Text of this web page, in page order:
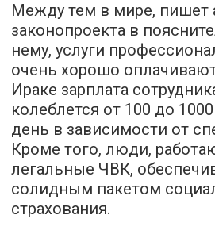
Между тем в мире, пишет
законопроекта в
нему, услуги
очень хорошо
Ираке зарплата
колеблется от 100 до
день в зависимости от
Кроме того, люди,
легальные ЧВК,
солидным пакетом
страхования.